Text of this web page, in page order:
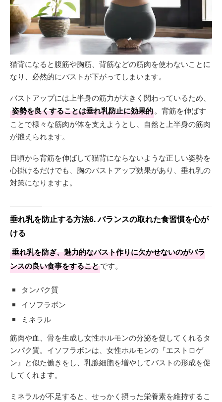
猫背になると腹筋や胸筋、背筋などの筋肉を使わないことに
なり、必然的にバストが下がってしまいます。
バストアップには上半身の筋力が大きく関わっているため、
姿勢を良くすることは垂れ乳防止に効果的。背筋を伸ばす
ことで様々な筋肉が体を支えようとし、自然と上半身の筋肉
が鍛えられます。
日頃から背筋を伸ばして猫背にならないような正しい姿勢を
心掛けるだけでも、胸のバストアップ効果があり、垂れ乳の
対策になりますよ。
垂れ乳を防止する方法6. バランスの取れた食習慣を心が
ける
垂れ乳を防ぎ、魅力的なバスト作りに欠かせないのがバラ
ンスの良い食事をすることです。
タンパク質
イソフラボン
ミネラル
筋肉や血、骨を生成し女性ホルモンの分泌を促してくれるタ
ンパク質。イソフラボンは、女性ホルモンの『エストロゲ
ン』と似た働きをし、乳腺細胞を増やしてバストの形成を促
してくれます。
ミネラルが不足すると、せっかく摂った栄養素を維持するこ